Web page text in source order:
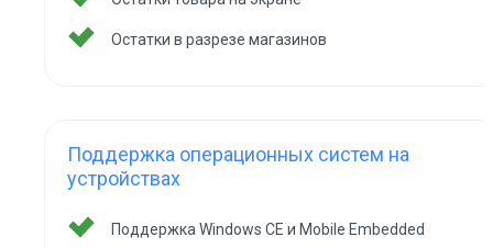
Остатки в разрезе магазинов
Поддержка операционных систем на
устройствах
Поддержка Windows CE и Mobile Embedded